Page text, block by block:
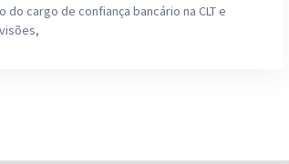
cargo de confiança bancário na CLT e